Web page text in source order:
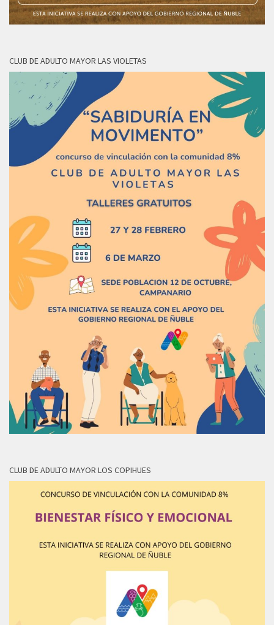
CLUB DE ADULTO MAYOR LAS VIOLETAS
CLUB DE ADULTO MAYOR LOS COPIHUES